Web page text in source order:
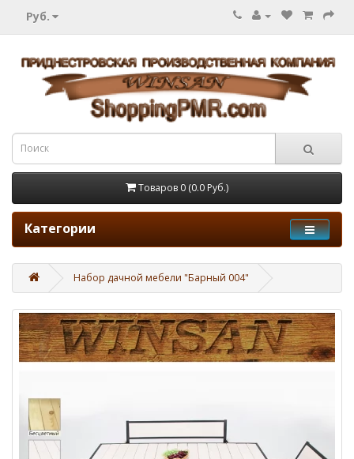
Руб.
Товаров 0 (0.0 Руб.)
Категории
Набор дачной мебели "Барный 004"